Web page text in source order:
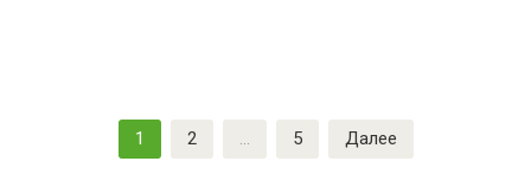
1 2 … 5 Далее